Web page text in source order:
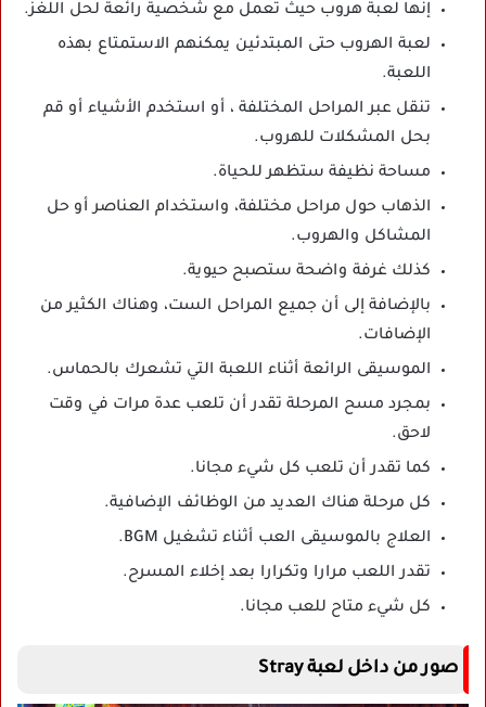
إنها لعبة هروب حيث تعمل مع شخصية رائعة لحل اللغز.
لعبة الهروب حتى المبتدئين يمكنهم الاستمتاع بهذه
اللعبة.
تنقل عبر المراحل المختلفة ، أو استخدم الأشياء أو قم
بحل المشكلات للهروب.
مساحة نظيفة ستظهر للحياة.
الذهاب حول مراحل مختلفة، واستخدام العناصر أو حل
المشاكل والهروب.
كذلك غرفة واضحة ستصبح حيوية.
بالإضافة إلى أن جميع المراحل الست، وهناك الكثير من
الإضافات.
الموسيقى الرائعة أثناء اللعبة التي تشعرك بالحماس.
بمجرد مسح المرحلة تقدر أن تلعب عدة مرات في وقت
لاحق.
كما تقدر أن تلعب كل شيء مجانا.
كل مرحلة هناك العديد من الوظائف الإضافية.
العلاج بالموسيقى العب أثناء تشغيل BGM.
تقدر اللعب مرارا وتكرارا بعد إخلاء المسرح.
كل شيء متاح للعب مجانا.
صور من داخل لعبة Stray